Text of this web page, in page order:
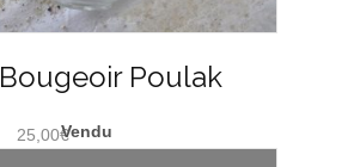
Bougeoir Poulak
25,00€